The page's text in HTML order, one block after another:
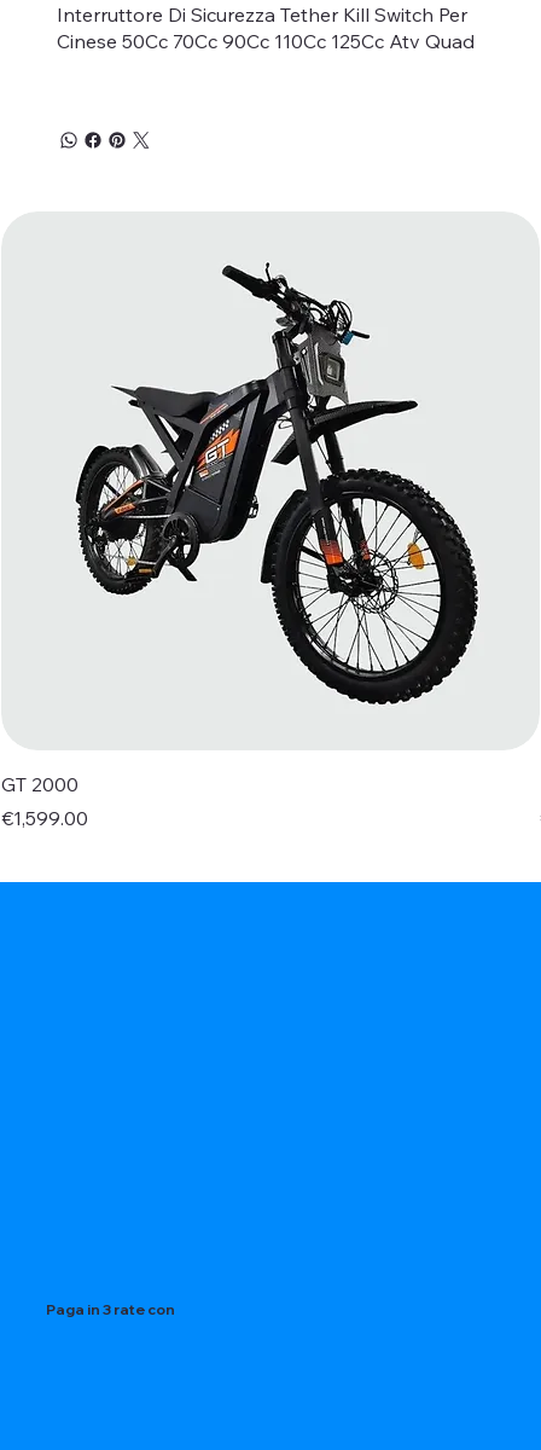
Interruttore Di Sicurezza Tether Kill Switch Per
Cinese 50Cc 70Cc 90Cc 110Cc 125Cc Atv Quad
GT 2000
Price
€1,599.00
Paga in 3 rate con